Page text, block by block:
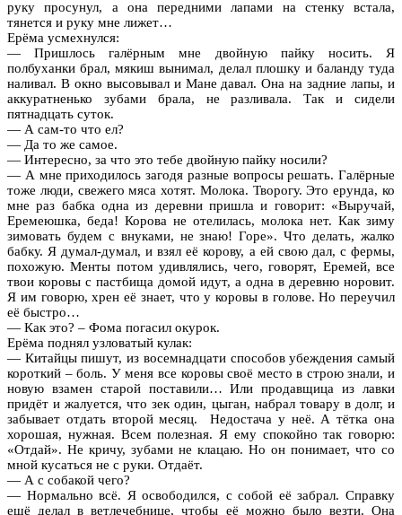
руку просунул, а она передними лапами на стенку встала,
тянется и руку мне лижет…
Ерёма усмехнулся:
— Пришлось галёрным мне двойную пайку носить. Я
полбуханки брал, мякиш вынимал, делал плошку и баланду туда
наливал. В окно высовывал и Мане давал. Она на задние лапы, и
аккуратненько зубами брала, не разливала. Так и сидели
пятнадцать суток.
— А сам-то что ел?
— Да то же самое.
— Интересно, за что это тебе двойную пайку носили?
— А мне приходилось загодя разные вопросы решать. Галёрные
тоже люди, свежего мяса хотят. Молока. Творогу. Это ерунда, ко
мне раз бабка одна из деревни пришла и говорит: «Выручай,
Еремеюшка, беда! Корова не отелилась, молока нет. Как зиму
зимовать будем с внуками, не знаю! Горе». Что делать, жалко
бабку. Я думал-думал, и взял её корову, а ей свою дал, с фермы,
похожую. Менты потом удивлялись, чего, говорят, Еремей, все
твои коровы с пастбища домой идут, а одна в деревню норовит.
Я им говорю, хрен её знает, что у коровы в голове. Но переучил
её быстро…
— Как это? – Фома погасил окурок.
Ерёма поднял узловатый кулак:
— Китайцы пишут, из восемнадцати способов убеждения самый
короткий – боль. У меня все коровы своё место в строю знали, и
новую взамен старой поставили… Или продавщица из лавки
придёт и жалуется, что зек один, цыган, набрал товару в долг, и
забывает отдать второй месяц. Недостача у неё. А тётка она
хорошая, нужная. Всем полезная. Я ему спокойно так говорю:
«Отдай». Не кричу, зубами не клацаю. Но он понимает, что со
мной кусаться не с руки. Отдаёт.
— А с собакой чего?
— Нормально всё. Я освободился, с собой её забрал. Справку
ещё делал в ветлечебнице, чтобы её можно было везти. Она